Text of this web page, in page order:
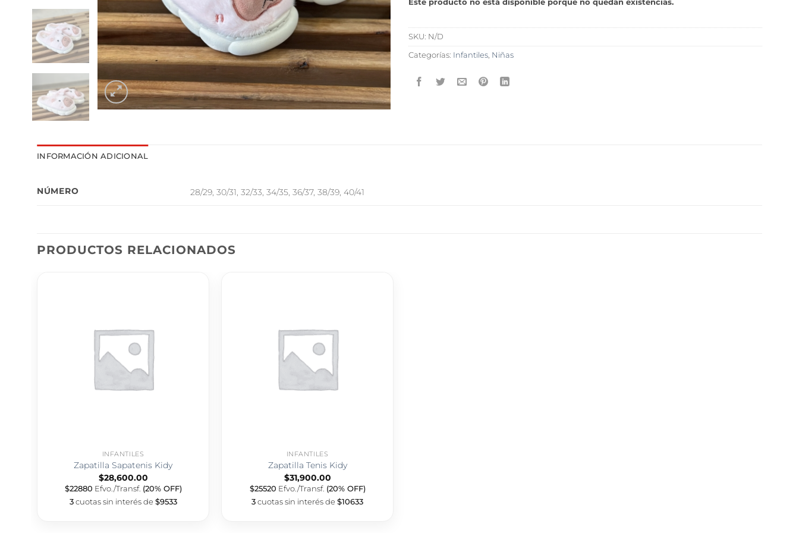
Este producto no está disponible porque no quedan existencias.
SKU: N/D
Categorías: Infantiles Niñas
INFORMACIÓN ADICIONAL
NÚMERO 28/29, 30/31, 32/33, 34/35, 36/37, 38/39, 40/41
PRODUCTOS RELACIONADOS
INFANTILES
Zapatilla Sapatenis Kidy
$28,600.00
$22880 Efvo./Transf. (20% OFF)
3cuotas sin interés de $9533
INFANTILES
Zapatilla Tenis Kidy
$31,900.00
$25520 Efvo./Transf. (20% OFF)
3cuotas sin interés de $10633